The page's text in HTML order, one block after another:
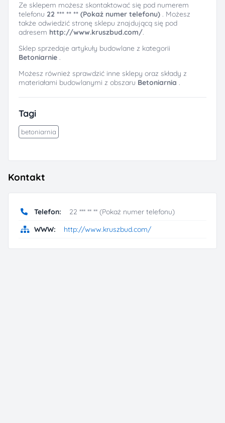
Ze sklepem możesz skontaktować się pod numerem
telefonu 22 *** ** ** (Pokaż numer telefonu) . Możesz
także odwiedzić stronę sklepu znajdującą się pod
adresem http://www.kruszbud.com/.
Sklep sprzedaje artykuły budowlane z kategorii
Betoniarnie .
Możesz również sprawdzić inne sklepy oraz składy z
materiałami budowlanymi z obszaru Betoniarnia .
Tagi
betoniarnia
Kontakt
Telefon:
22 *** ** ** (Pokaż numer telefonu)
WWW:
http://www.kruszbud.com/